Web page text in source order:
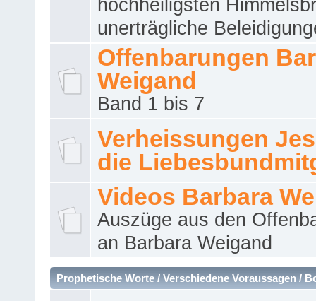
hochheiligsten
unerträgliche
Offenbarungen
Weigand
Band 1 bis 7
Verheissungen
die
Videos Barbara
Auszüge aus den
an Barbara Weigand
Prophetische Worte / Verschiedene Voraussagen /